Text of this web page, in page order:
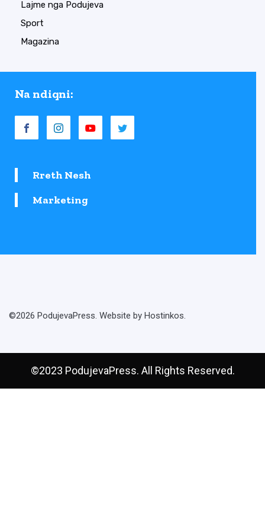
Lajme nga Podujeva
Sport
Magazina
Na ndiqni:
Rreth Nesh
Marketing
©2026 PodujevaPress. Website by Hostinkos.
©2023 PodujevaPress. All Rights Reserved.